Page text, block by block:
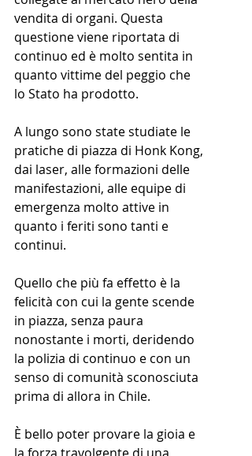
vendita di organi. Questa
questione viene riportata di
continuo ed è molto sentita in
quanto vittime del peggio che
lo Stato ha prodotto.
A lungo sono state studiate le
pratiche di piazza di Honk Kong,
dai laser, alle formazioni delle
manifestazioni, alle equipe di
emergenza molto attive in
quanto i feriti sono tanti e
continui.
Quello che più fa effetto è la
felicità con cui la gente scende
in piazza, senza paura
nonostante i morti, deridendo
la polizia di continuo e con un
senso di comunità sconosciuta
prima di allora in Chile.
È bello poter provare la gioia e